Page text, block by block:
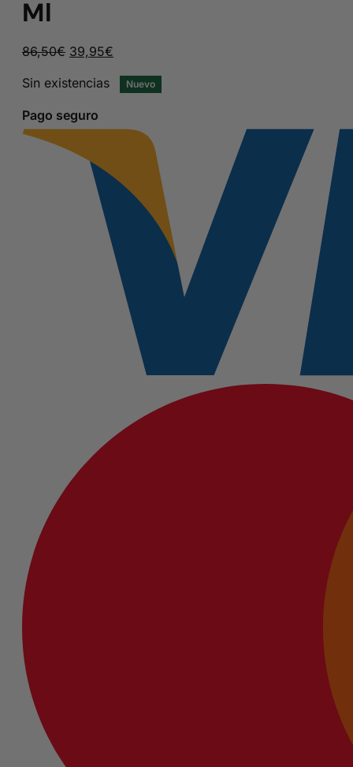
Ml
86,50€ El
original
86,50€.
39,95€
actual
39,95€.
Sin existencias Nuevo
Pago seguro